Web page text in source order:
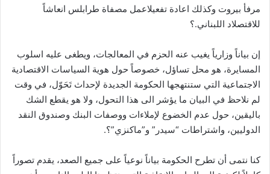
مرفأ بيروت وكذلك اعادة تفعيلاعمل مصفاة طرابلس انعاشاً
للاقتصلاد اللبناني.؟
إن بياناً وزارياً يغيب عنه الحزم في المعالجات، ويطغى عليه اسلوب
المسايرة، هو محل تساؤل، خصوصاً حول هوية السياسات الاقتصادية
الاجتماعية التي ستنتهجها الحكومة الجديدة لإحداث تَحَوّل، في وقت
لم نلاحظ في البيان ما يؤشر الى هذا التحول، ولا هو يقطع الشك
باليقين، حول عدم الخضوع لإملاءات ووصفات البنك وصندوق النقد
الدوليين، واشتراطات “سيدر” و”ماكنزي”؟.
كنا نتمى أن تطرح الحكومة بياناً نوعياً على جميع الصعد، يقدم تصوراً